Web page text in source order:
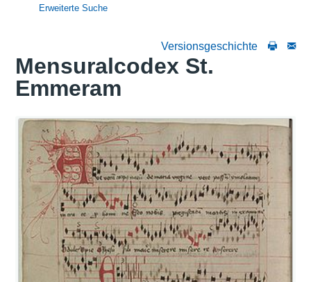
Erweiterte Suche
Versionsgeschichte
Mensuralcodex St.
Emmeram